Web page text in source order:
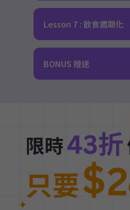
Lesson 7 : 飲食週期化
BONUS 贈送